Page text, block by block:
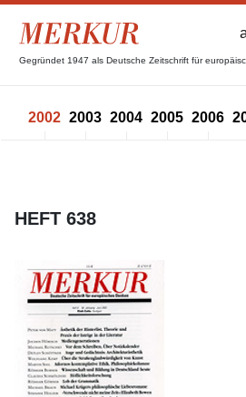
Gegründet 1947 als Deutsche Zeitschrift für
2002 2003 2004 2005 2006
HEFT 638